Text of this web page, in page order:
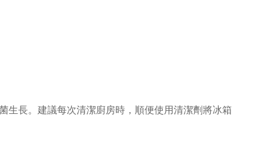
生長。建議每次清潔廚房時，順便使用清潔劑將冰箱